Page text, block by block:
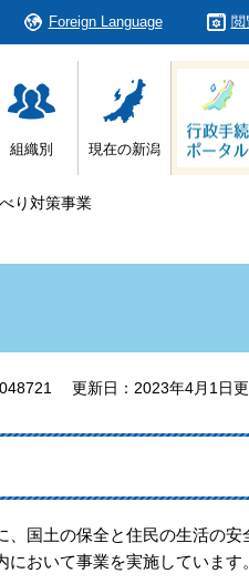
Foreign Language 閲
組織別 現在の新潟
り対策事業
更新日：2023年4月1日
国土の保全と住民の生活の安
において事業を実施しています